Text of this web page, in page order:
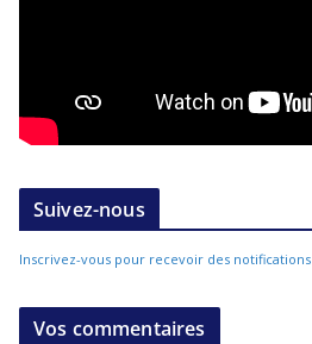
Suivez-nous
Inscrivez-vous pour recevoir des notifications
Vos commentaires